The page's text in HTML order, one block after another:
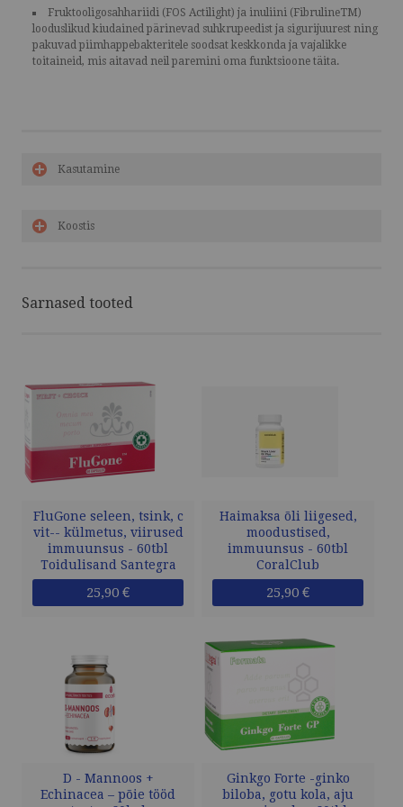
Fruktooligosahhariidi (FOS Actilight) ja inuliini (FibrulineTM)
looduslikud kiudained pärinevad suhkrupeedist ja sigurijuurest ning
pakuvad piimhappebakteritele soodsat keskkonda ja vajalikke
toitaineid, mis aitavad neil paremini oma funktsioone täita.
Kasutamine
Koostis
Sarnased tooted
FluGone seleen, tsink, c
vit-- külmetus, viirused
immuunsus - 60tbl
Toidulisand Santegra
25,90 €
Haimaksa õli liigesed,
moodustised,
immuunsus - 60tbl
CoralClub
25,90 €
D - Mannoos +
Echinacea – põie tööd
Ginkgo Forte -ginko
biloba, gotu kola, aju